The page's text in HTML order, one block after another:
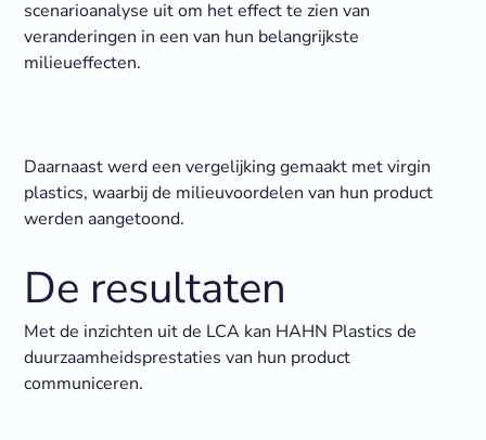
scenarioanalyse uit om het effect te zien van
veranderingen in een van hun belangrijkste
milieueffecten.
Daarnaast werd een vergelijking gemaakt met virgin
plastics, waarbij de milieuvoordelen van hun product
werden aangetoond.
De resultaten
Met de inzichten uit de LCA kan HAHN Plastics de
duurzaamheidsprestaties van hun product
communiceren.